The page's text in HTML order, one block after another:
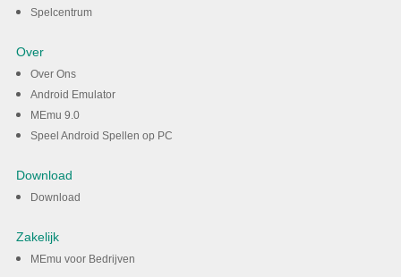
Spelcentrum
Over
Over Ons
Android Emulator
MEmu 9.0
Speel Android Spellen op PC
Download
Download
Zakelijk
MEmu voor Bedrijven